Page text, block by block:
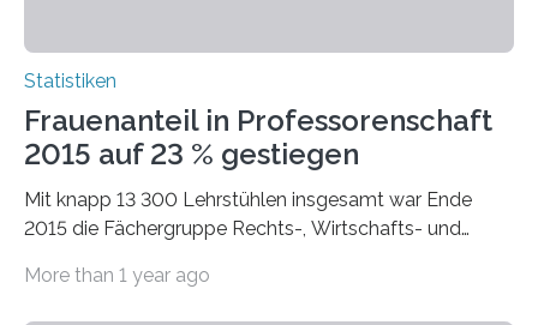
Statistiken
Frauenanteil in Professorenschaft
2015 auf 23 % gestiegen
Mit knapp 13 300 Lehrstühlen insgesamt war Ende
2015 die Fächergruppe Rechts-, Wirtschafts- und
bei…
More than 1 year ago